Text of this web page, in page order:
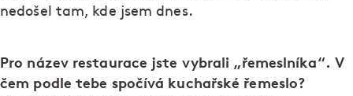
nedošel tam, kde jsem dnes.
Pro název restaurace jste vybrali „řemeslníka“. V
čem podle tebe spočívá kuchařské řemeslo?